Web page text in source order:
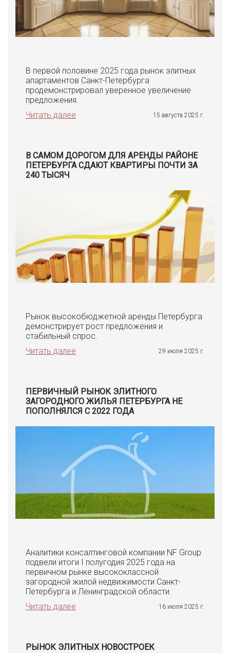
В первой половине 2025 года рынок элитных
апартаментов Санкт-Петербурга
продемонстрировал уверенное увеличение
предложения.
Читать далее
15 августа 2025 г.
В САМОМ ДОРОГОМ ДЛЯ АРЕНДЫ РАЙОНЕ
ПЕТЕРБУРГА СДАЮТ КВАРТИРЫ ПОЧТИ ЗА
240 ТЫСЯЧ
Рынок высокобюджетной аренды Петербурга
демонстрирует рост предложения и
стабильный спрос.
Читать далее
29 июля 2025 г.
ПЕРВИЧНЫЙ РЫНОК ЭЛИТНОГО
ЗАГОРОДНОГО ЖИЛЬЯ ПЕТЕРБУРГА НЕ
ПОПОЛНЯЛСЯ С 2022 ГОДА
Аналитики консалтинговой компании NF Group
подвели итоги I полугодия 2025 года на
первичном рынке высококлассной
загородной жилой недвижимости Санкт-
Петербурга и Ленинградской области.
Читать далее
16 июля 2025 г.
РЫНОК ЭЛИТНЫХ НОВОСТРОЕК